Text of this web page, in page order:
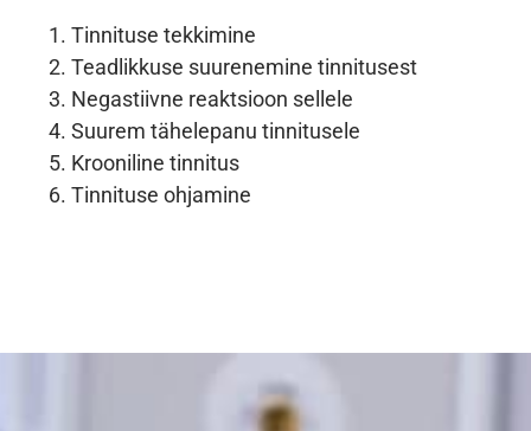
Tinnituse tekkimine
Teadlikkuse suurenemine tinnitusest
Negastiivne reaktsioon sellele
Suurem tähelepanu tinnitusele
Krooniline tinnitus
Tinnituse ohjamine